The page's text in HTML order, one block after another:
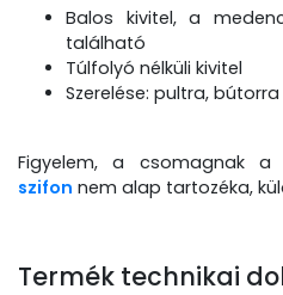
Balos kivitel, a
található
Túlfolyó nélküli kivitel
Szerelése: pultra,
Figyelem, a csomagnak a
szifon nem alap tartozéka,
Termék technikai